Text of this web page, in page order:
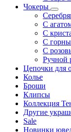
Чокеры
С
С
С
С
Ручной
Цепочки для
Колье
Броши
Клипсы
Коллекция
Другие
Sale
Новинки